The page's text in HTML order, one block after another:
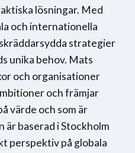
lösningar. Med
och internationella
strategier
unika behov. Mats
och organisationer
och främjar
värde och som är
baserad i Stockholm
perspektiv på globala